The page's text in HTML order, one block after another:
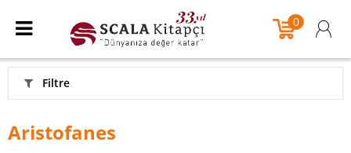
0
Filtre
Aristofanes